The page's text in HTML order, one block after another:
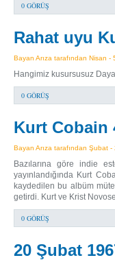
0 GÖRÜŞ
Rahat uyu
Bayan Arıza tarafından Nisan -
Hangimiz kusursusuz
0 GÖRÜŞ
Kurt Cobain
Bayan Arıza tarafından Şubat -
Bazılarına göre indie
yayınlandığında Kurt
kaydedilen bu albüm
getirdi. Kurt ve Krist
0 GÖRÜŞ
20 Şubat